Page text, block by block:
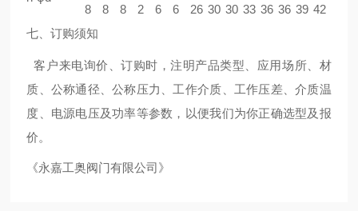
8
8
8
2
6
6
26 30 30 33 36 36 39 42
七、订购须知
客户来电询价、订购时，注明产品类型、应用场所、材
质、公称通径、公称压力、工作介质、工作压差、介质温
度、电源电压及功率等参数，以便我们为你正确选型及报
价。
《永嘉工奥阀门有限公司》